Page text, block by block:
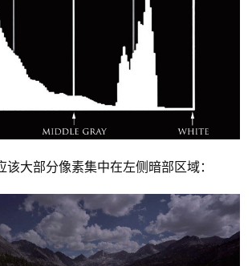
大部分像素集中在左侧暗部区域：